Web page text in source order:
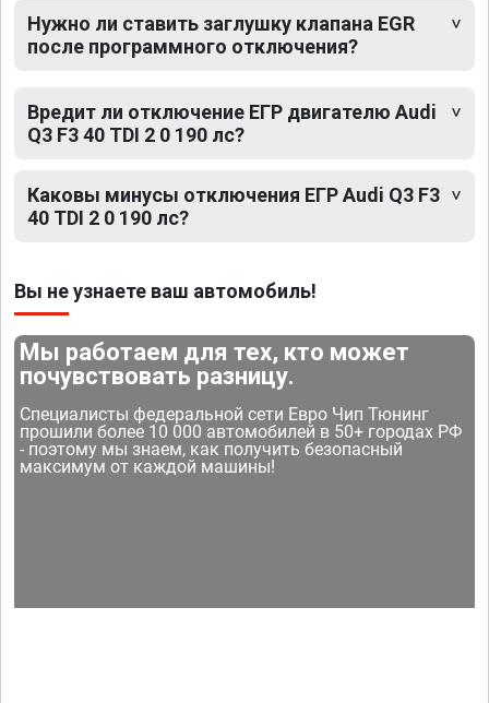
Нужно ли ставить заглушку клапана EGR
после программного отключения?
Вредит ли отключение ЕГР двигателю Audi
Q3 F3 40 TDI 2 0 190 лс?
Каковы минусы отключения ЕГР Audi Q3 F3
40 TDI 2 0 190 лс?
Вы не узнаете ваш автомобиль!
Мы работаем для тех, кто может
почувствовать разницу.
Специалисты федеральной сети Евро Чип Тюнинг
прошили более 10 000 автомобилей в 50+ городах РФ
- поэтому мы знаем, как получить безопасный
максимум от каждой машины!